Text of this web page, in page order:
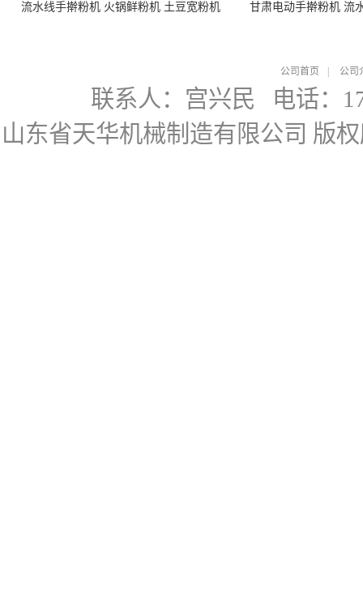
流水线手擀粉机 火锅鲜粉机 土豆宽粉机 甘肃电动手擀粉机 流
公司首页 公司
联系人：宫兴民 电话：
山东省天华机械制造有限公司 版